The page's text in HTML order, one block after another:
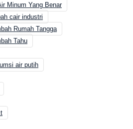
Minum Yang Benar
cair industri
Rumah Tangga
Tahu
air putih